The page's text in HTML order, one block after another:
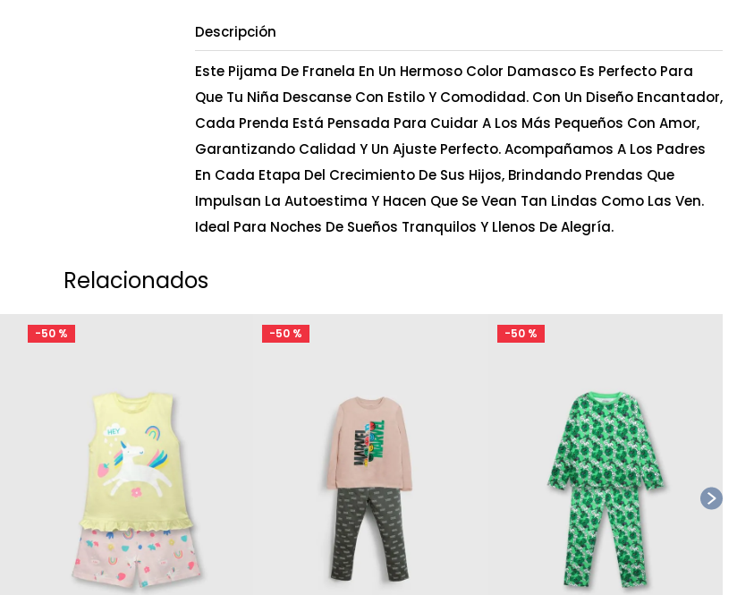
Descripción
Este Pijama De Franela En Un Hermoso Color Damasco Es Perfecto Para
Que Tu Niña Descanse Con Estilo Y Comodidad. Con Un Diseño Encantador,
Cada Prenda Está Pensada Para Cuidar A Los Más Pequeños Con Amor,
Garantizando Calidad Y Un Ajuste Perfecto. Acompañamos A Los Padres
En Cada Etapa Del Crecimiento De Sus Hijos, Brindando Prendas Que
Impulsan La Autoestima Y Hacen Que Se Vean Tan Lindas Como Las Ven.
Ideal Para Noches De Sueños Tranquilos Y Llenos De Alegría.
Relacionados
-50 % -50 % -50 %